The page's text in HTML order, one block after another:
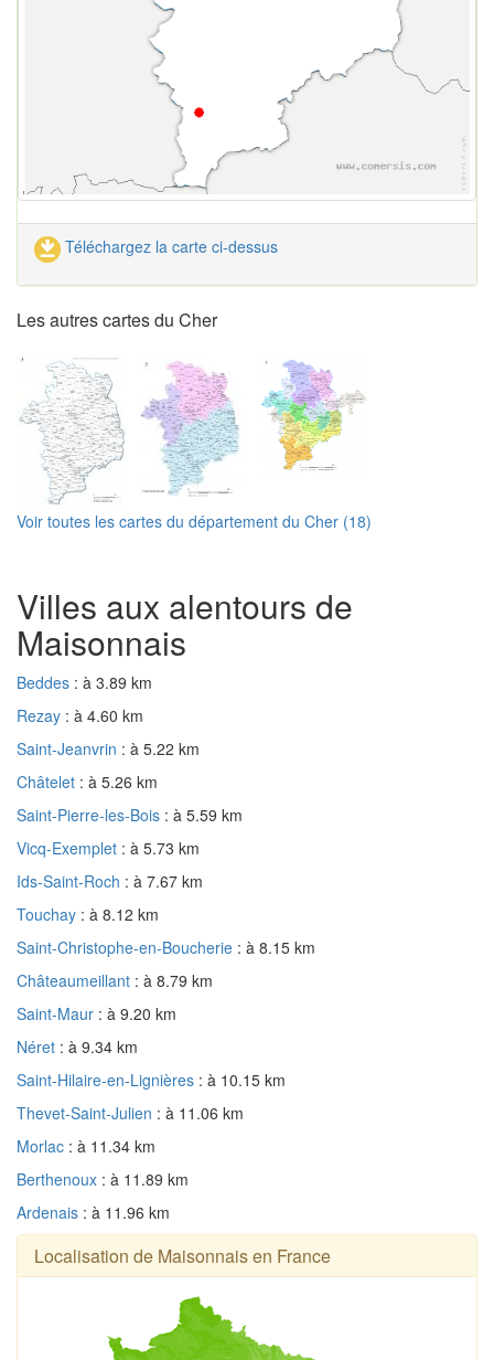
Téléchargez la carte ci-dessus
Les autres cartes du Cher
Voir toutes les cartes du département du Cher (18)
Villes aux alentours de
Maisonnais
Beddes : à 3.89 km
Rezay : à 4.60 km
Saint-Jeanvrin : à 5.22 km
Châtelet : à 5.26 km
Saint-Pierre-les-Bois : à 5.59 km
Vicq-Exemplet : à 5.73 km
Ids-Saint-Roch : à 7.67 km
Touchay : à 8.12 km
Saint-Christophe-en-Boucherie : à 8.15 km
Châteaumeillant : à 8.79 km
Saint-Maur : à 9.20 km
Néret : à 9.34 km
Saint-Hilaire-en-Lignières : à 10.15 km
Thevet-Saint-Julien : à 11.06 km
Morlac : à 11.34 km
Berthenoux : à 11.89 km
Ardenais : à 11.96 km
Localisation de Maisonnais en France